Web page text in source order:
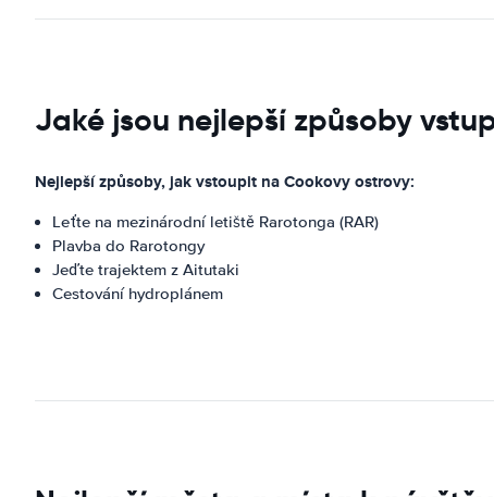
Jaké jsou nejlepší způsoby
Nejlepší způsoby, jak vstoupit na Cookovy ostrovy:
Leťte na mezinárodní letiště Rarotonga (RAR)
Plavba do Rarotongy
Jeďte trajektem z Aitutaki
Cestování hydroplánem